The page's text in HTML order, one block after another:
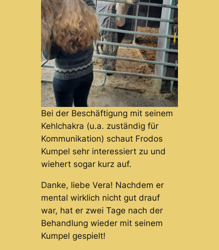
Bei der Beschäftigung mit seinem
Kehlchakra (u.a. zuständig für
Kommunikation) schaut Frodos
Kumpel sehr interessiert zu und
wiehert sogar kurz auf.
Danke, liebe Vera! Nachdem er
mental wirklich nicht gut drauf
war, hat er zwei Tage nach der
Behandlung wieder mit seinem
Kumpel gespielt!